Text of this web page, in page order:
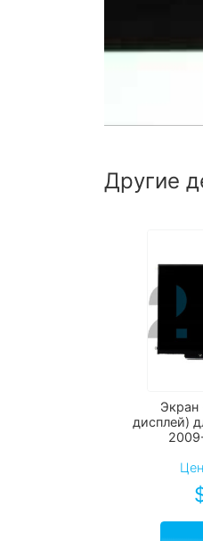
Другие
Экран
дисплей)